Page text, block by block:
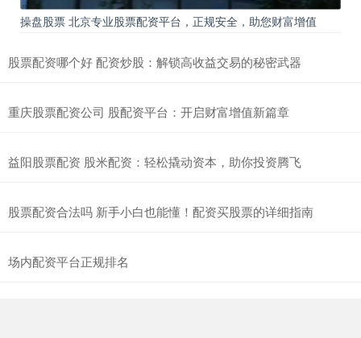
操盘股票 北京专业股票配资平台，正规安全，助您财富增值
股票配资哪个好 配资炒股：解锁高收益交易的秘密武器
重庆股票配资公司 股配资平台：开启财富增值新篇章
益阳股票配资 股米配资：轻松撬动资本，助你投资腾飞
股票配资合法吗 新手小白也能懂！配资买股票的详细指南
场内配资平台正规排名